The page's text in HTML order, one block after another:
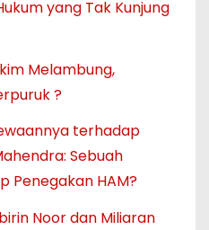
yang Tak Kunjung
Melambung,
?
terhadap
Sebuah
Penegakan HAM?
Noor dan Miliaran